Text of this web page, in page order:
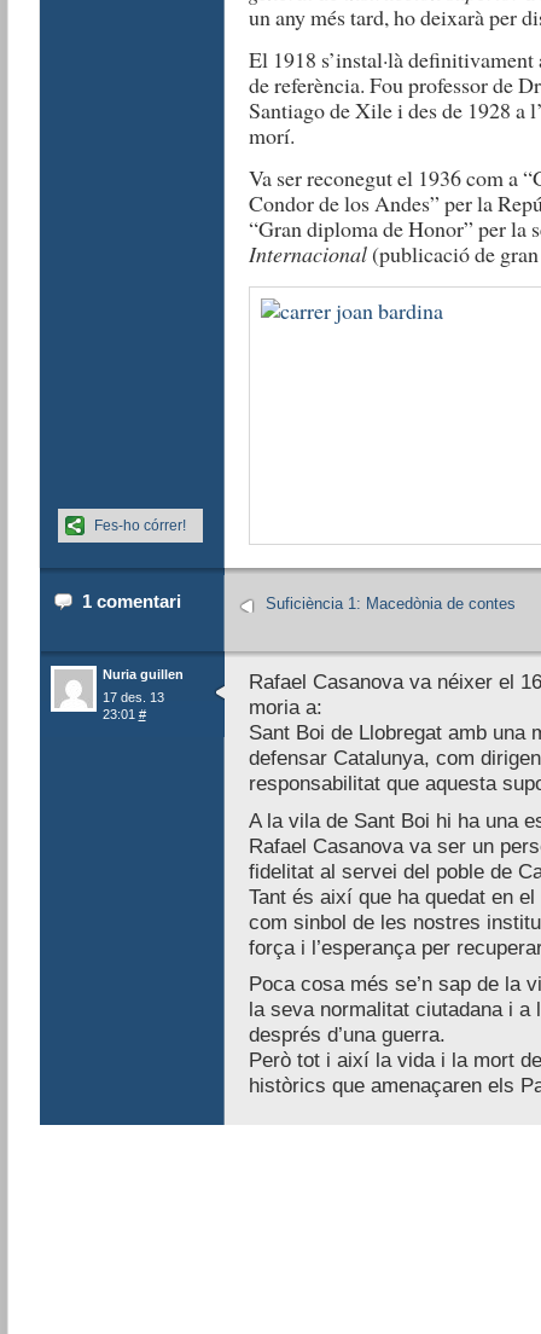
un any més tard, ho deixarà per
El 1918 s’instal·là
de referència. Fou professor de
Santiago de Xile i des de 1928 a
morí.
Va ser reconegut el 1936 com a
Condor de los Andes” per la
“Gran diploma de Honor” per la
Internacional(publicació de
Fes-ho córrer!
1 comentari Suficiència 1: Macedònia de contes
Nuria guillen
17 des. 13
23:01 #
Rafael Casanova va néixer el
moria a:
Sant Boi de Llobregat amb una
defensar Catalunya, com
responsabilitat que aquesta
A la vila de Sant Boi hi ha una
Rafael Casanova va ser un
fidelitat al servei del poble de
Tant és així que ha quedat en
com sinbol de les nostres
força i l’esperança per
Poca cosa més se’n sap de la
la seva normalitat ciutadana i
després d’una guerra.
Però tot i així la vida i la mort
històrics que amenaçaren els